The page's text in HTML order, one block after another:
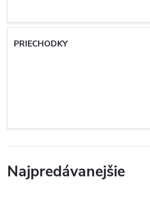
PRIECHODKY
Najpredávanejšie